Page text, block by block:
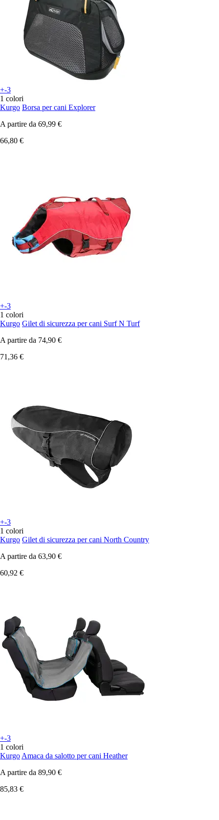
+-3
1 colori
Kurgo Borsa per cani Explorer
A partire da 69,99 €
66,80 €
+-3
1 colori
Kurgo Gilet di sicurezza per cani Surf N Turf
A partire da 74,90 €
71,36 €
+-3
1 colori
Kurgo Gilet di sicurezza per cani North Country
A partire da 63,90 €
60,92 €
+-3
1 colori
Kurgo Amaca da salotto per cani Heather
A partire da 89,90 €
85,83 €